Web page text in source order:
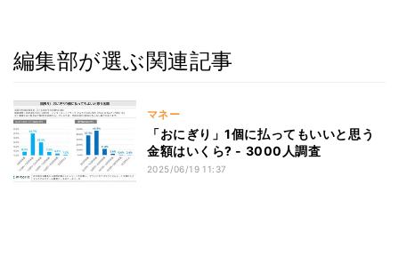
編集部が選ぶ関連記事
マネー
「おにぎり」1個に払ってもいいと思う
金額はいくら? - 3000人調査
2025/06/19 11:37